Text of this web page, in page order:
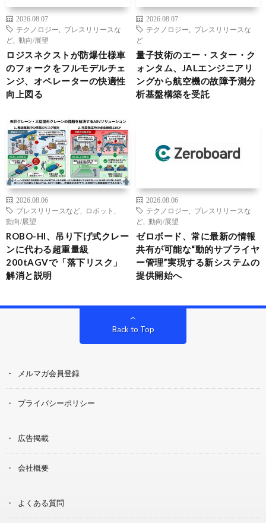
2026.08.07
テクノロジー
プレスリリースな
ど
動向/展望
ロジスネクストが防爆仕様車
のフォークをフルモデルチェ
ンジ、オペレーターの快適性
向上図る
2026.08.07
テクノロジー
プレスリリースな
ど
量子技術のエー・スター・ク
ォンタム、JALエンジニアリ
ングから航空機の故障予測分
析基盤構築を受託
2026.08.06
プレスリリースなど
ロボット
動向/展望
ROBO-HI、吊り下げ式クレー
ンに代わる超重量級
200tAGVで「落下リスク」
解消と説明
2026.08.06
テクノロジー
プレスリリースな
ど
動向/展望
ゼロボード、常に最新の情報
共有が可能な“動的サプライヤ
ー管理”実現する新システムの
提供開始へ
Back to Top
メルマガ会員登録
プライバシーポリシー
広告掲載
会社概要
よくある質問